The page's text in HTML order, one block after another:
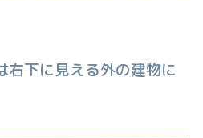
右下に見える外の建物に